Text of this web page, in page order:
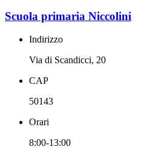
Scuola primaria Niccolini
Indirizzo
Via di Scandicci, 20
CAP
50143
Orari
8:00-13:00